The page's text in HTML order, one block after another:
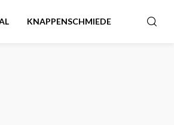
KNAPPENSCHMIEDE